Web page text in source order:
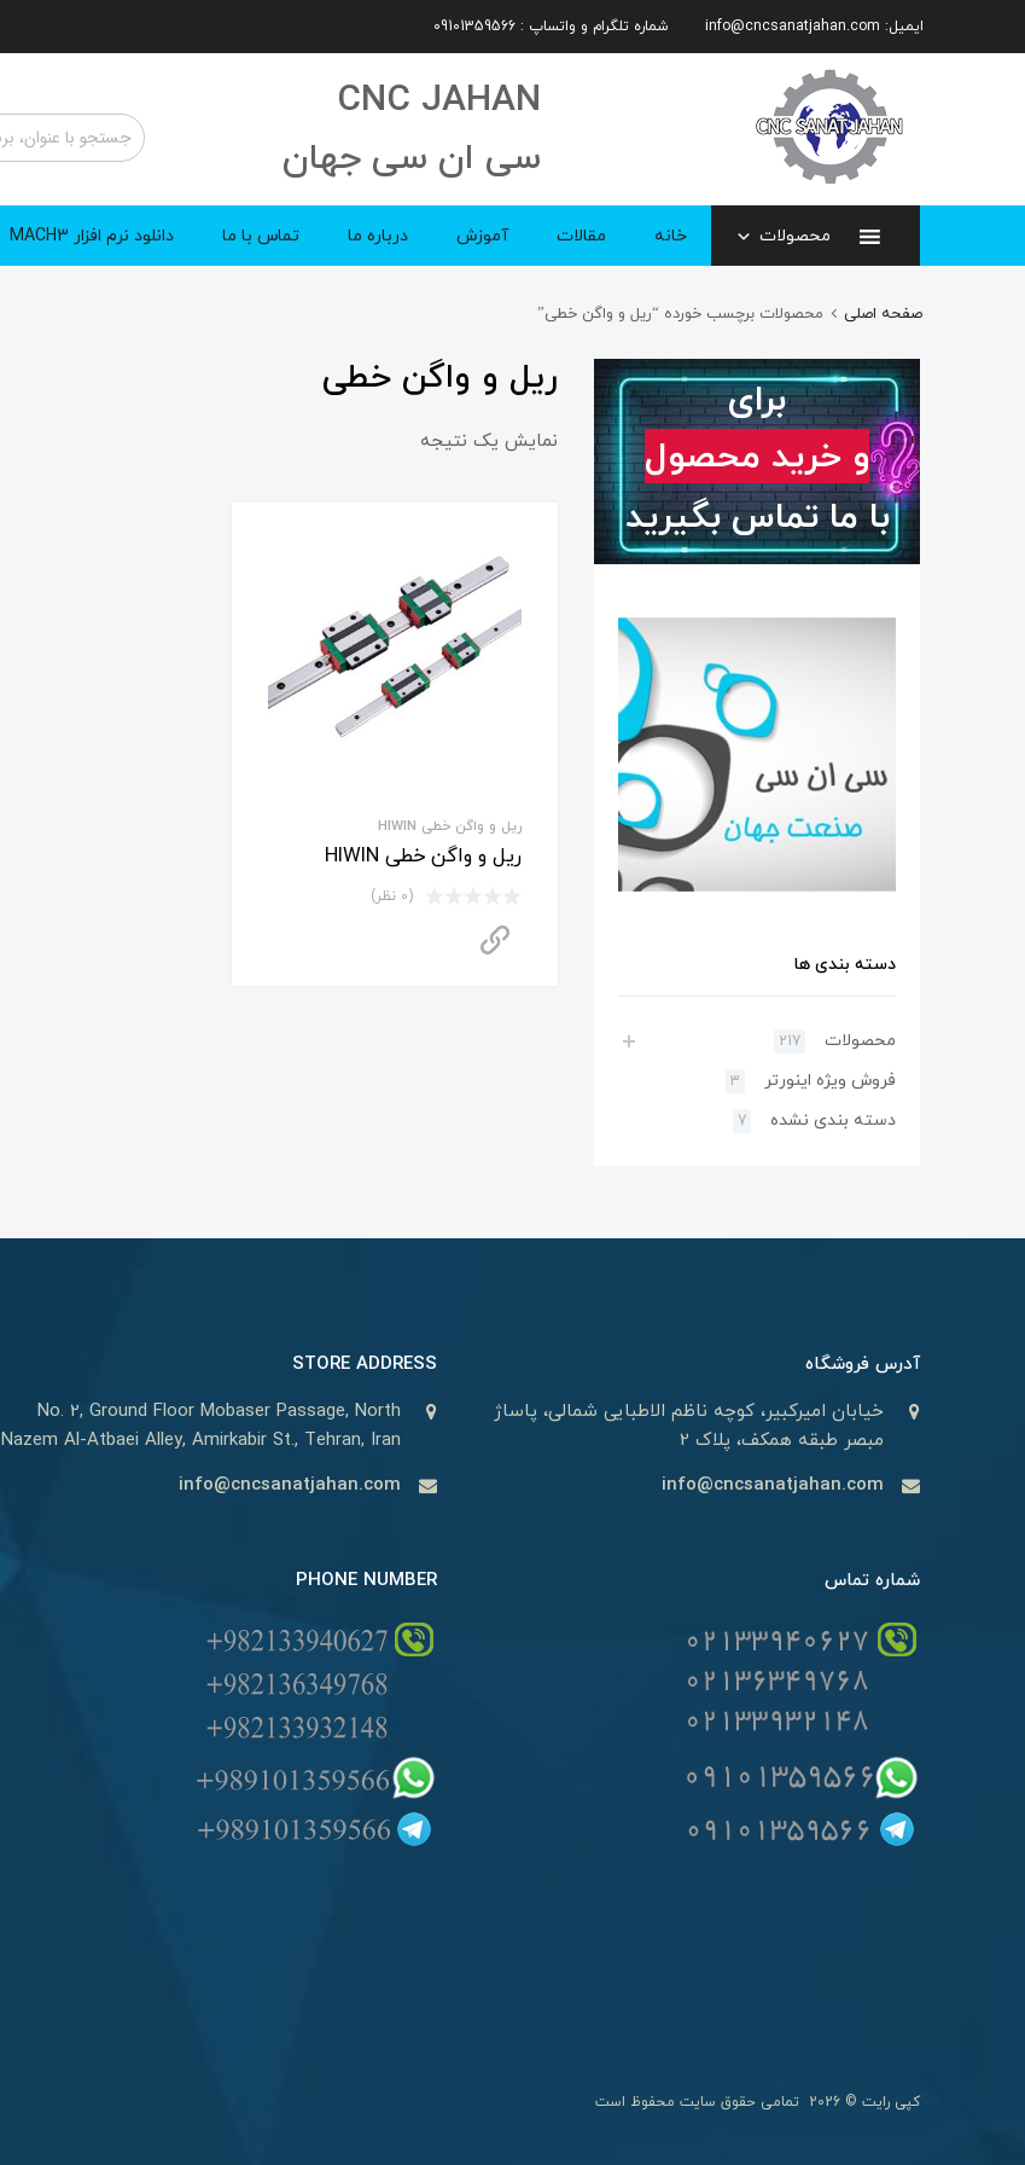
ایمیل: info@cncsanatjahan.com شماره تلگرام و واتساپ : 09101359566
CNC JAHAN
سی ان سی جهان
محصولات خانه مقالات آموزش درباره ما تماس با ما دانلود نرم افزار MACH3
صفحه اصلی محصولات برچسب خورده “ریل و واگن خطی”
ریل و واگن خطی
نمایش یک نتیجه
ریل و واگن خطی HIWIN
ریل و واگن خطی HIWIN
(0 نظر)
برای
استعلام قیمت
مشاوره رایگان
و خرید محصول
با ما تماس بگیرید
دسته بندی ها
محصولات 217
فروش ویژه اینورتر 3
دسته بندی نشده 7
آدرس فروشگاه
خیابان امیرکبیر، کوچه ناظم الاطبایی شمالی، پاساژ
مبصر طبقه همکف، پلاک 2
info@cncsanatjahan.com
شماره تماس
STORE ADDRESS
No. 2, Ground Floor Mobaser Passage, North
Nazem Al-Atbaei Alley, Amirkabir St., Tehran, Iran
info@cncsanatjahan.com
PHONE NUMBER
کپی رایت © 2026 تمامی حقوق سایت محفوظ است